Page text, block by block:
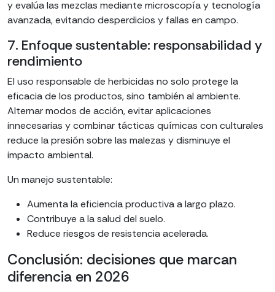
y evalúa las mezclas mediante microscopía y tecnología
avanzada, evitando desperdicios y fallas en campo.
7. Enfoque sustentable: responsabilidad y
rendimiento
El uso responsable de herbicidas no solo protege la
eficacia de los productos, sino también al ambiente.
Alternar modos de acción, evitar aplicaciones
innecesarias y combinar tácticas químicas con culturales
reduce la presión sobre las malezas y disminuye el
impacto ambiental.
Un manejo sustentable:
Aumenta la eficiencia productiva a largo plazo.
Contribuye a la salud del suelo.
Reduce riesgos de resistencia acelerada.
Conclusión: decisiones que marcan
diferencia en 2026